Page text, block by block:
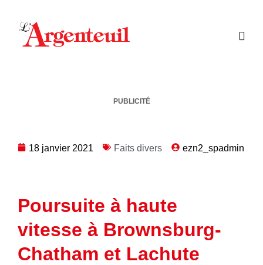
PUBLICITÉ
18 janvier 2021 Faits divers ezn2_spadmin
Poursuite à haute
vitesse à Brownsburg-
Chatham et Lachute